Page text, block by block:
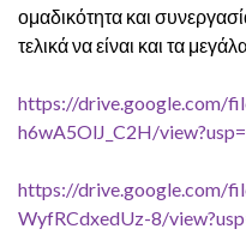
ομαδικότητα και
τελικά να είναι και τα
https://drive.google.com/
h6wA5OlJ_C2H/
https://drive.google.com/
WyfRCdxedUz-8/